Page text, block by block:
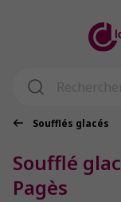
Soufflés glacés
Soufflé
Pagès